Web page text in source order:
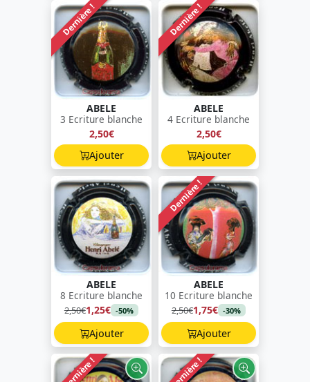
Dernière !
ABELE
3 Ecriture blanche
2,50€
Ajouter
Dernière !
ABELE
4 Ecriture blanche
2,50€
Ajouter
ABELE
8 Ecriture blanche
2,50€1,25€ -50%
Ajouter
Dernière !
ABELE
10 Ecriture blanche
2,50€1,75€ -30%
Ajouter
Dernière ! Dernière !